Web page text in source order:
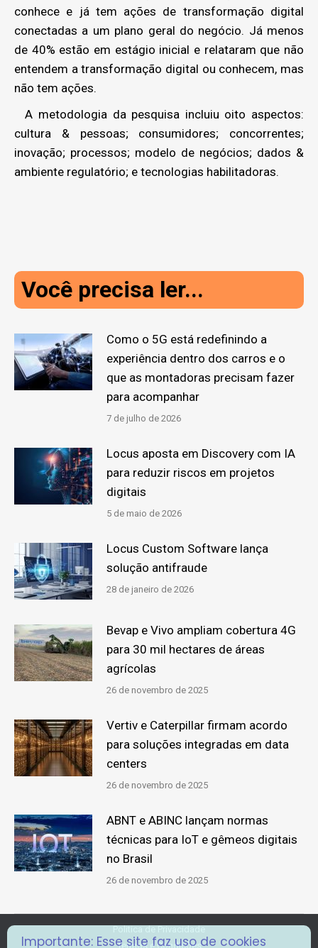
conhece e já tem ações de transformação digital
conectadas a um plano geral do negócio. Já menos
de 40% estão em estágio inicial e relataram que não
entendem a transformação digital ou conhecem, mas
não tem ações.
A metodologia da pesquisa incluiu oito aspectos:
cultura & pessoas; consumidores; concorrentes;
inovação; processos; modelo de negócios; dados &
ambiente regulatório; e tecnologias habilitadoras.
Você precisa ler...
Como o 5G está redefinindo a
experiência dentro dos carros e o
que as montadoras precisam fazer
para acompanhar
7 de julho de 2026
Locus aposta em Discovery com IA
para reduzir riscos em projetos
digitais
5 de maio de 2026
Locus Custom Software lança
solução antifraude
28 de janeiro de 2026
Bevap e Vivo ampliam cobertura 4G
para 30 mil hectares de áreas
agrícolas
26 de novembro de 2025
Vertiv e Caterpillar firmam acordo
para soluções integradas em data
centers
26 de novembro de 2025
ABNT e ABINC lançam normas
técnicas para IoT e gêmeos digitais
no Brasil
26 de novembro de 2025
Politica de Privacidade
Termos e Condições
Importante: Esse site faz uso de cookies